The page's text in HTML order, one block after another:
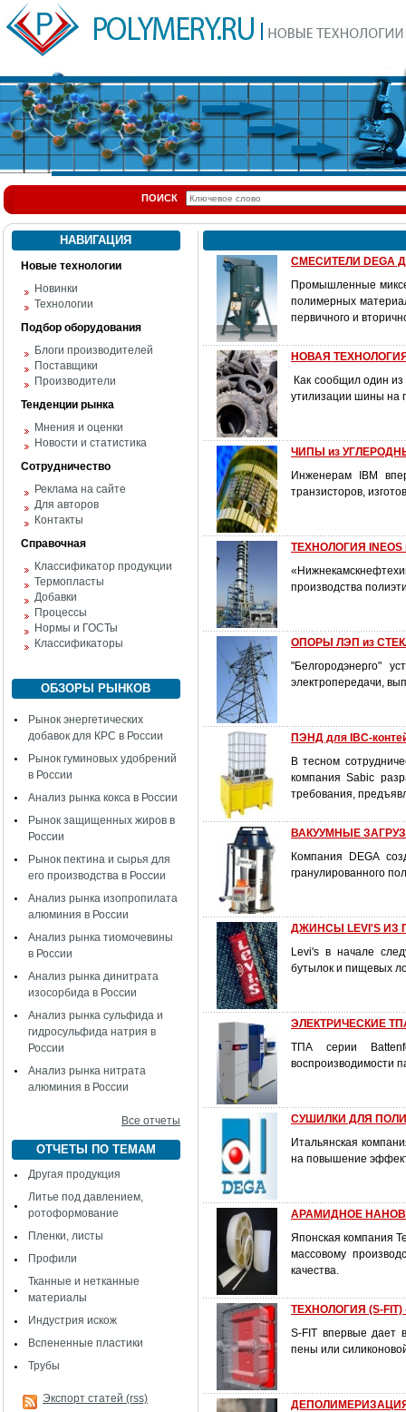
ПОИСК
НАВИГАЦИЯ
Новые технологии
Новинки
Технологии
Подбор оборудования
Блоги производителей
Поставщики
Производители
Тенденции рынка
Мнения и оценки
Новости и статистика
Сотрудничество
Реклама на сайте
Для авторов
Контакты
Справочная
Классификатор продукции
Термопласты
Добавки
Процессы
Нормы и ГОСТы
Классификаторы
ОБЗОРЫ РЫНКОВ
Рынок энергетических
добавок для КРС в России
Рынок гуминовых удобрений
в России
Анализ рынка кокса в России
Рынок защищенных жиров в
России
Рынок пектина и сырья для
его производства в России
Анализ рынка изопропилата
алюминия в России
Анализ рынка тиомочевины
в России
Анализ рынка динитрата
изосорбида в России
Анализ рынка сульфида и
гидросульфида натрия в
России
Анализ рынка нитрата
алюминия в России
Все отчеты
ОТЧЕТЫ ПО ТЕМАМ
Другая продукция
Литье под давлением,
ротоформование
Пленки, листы
Профили
Тканные и нетканные
материалы
Индустрия искож
Вспененные пластики
Трубы
Экспорт статей (rss)
СМЕСИТЕЛИ DEGA
Промышленные
полимерных
первичного и
НОВАЯ
Как сообщил один
утилизации шины на
ЧИПЫ из
Инженерам IBM
транзисторов,
ТЕХНОЛОГИЯ INEOS
производства
ОПОРЫ ЛЭП из
"Белгородэнерго"
электропередачи,
ПЭНД для IBC-
В тесном
компания Sabic
требования,
ВАКУУМНЫЕ
Компания DEGA
гранулированного
ДЖИНСЫ LEVI'S ИЗ
Levi's в начале
бутылок и пищевых
ЭЛЕКТРИЧЕСКИЕ
ТПА серии
воспроизводимости
СУШИЛКИ ДЛЯ
Итальянская
на повышение
АРАМИДНОЕ
Японская компания
массовому
качества.
ТЕХНОЛОГИЯ (S-FIT)
S-FIT впервые дает
пены или